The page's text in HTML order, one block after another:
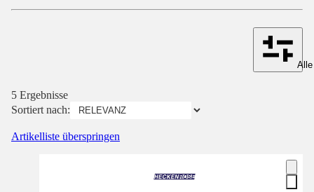
5 Ergebnisse
Sortiert nach:
Artikelliste überspringen